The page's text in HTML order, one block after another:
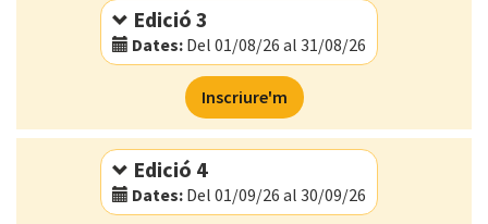
Edició 3
Dates:Del 01/08/26 al 31/08/26
Modalitat:
Online
Idioma: Català
Inscriure'm
Edició 4
Dates:Del 01/09/26 al 30/09/26